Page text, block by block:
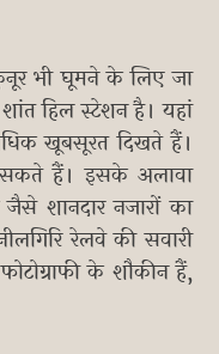
भी घूमने के लिए जा
हिल स्टेशन है। यहां
खूबसूरत दिखते हैं।
सकते हैं। इसके अलावा
शानदार नजारों का
रेलवे की सवारी
के शौकीन हैं,